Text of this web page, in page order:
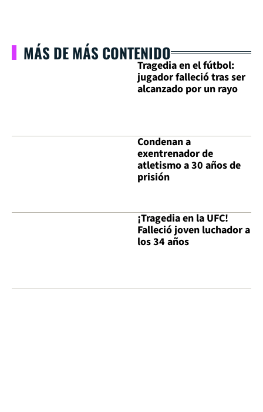
MÁS DE MÁS CONTENIDO
Tragedia en el fútbol:
jugador falleció tras ser
alcanzado por un rayo
Condenan a
exentrenador de
atletismo a 30 años de
prisión
¡Tragedia en la UFC!
Falleció joven luchador a
los 34 años